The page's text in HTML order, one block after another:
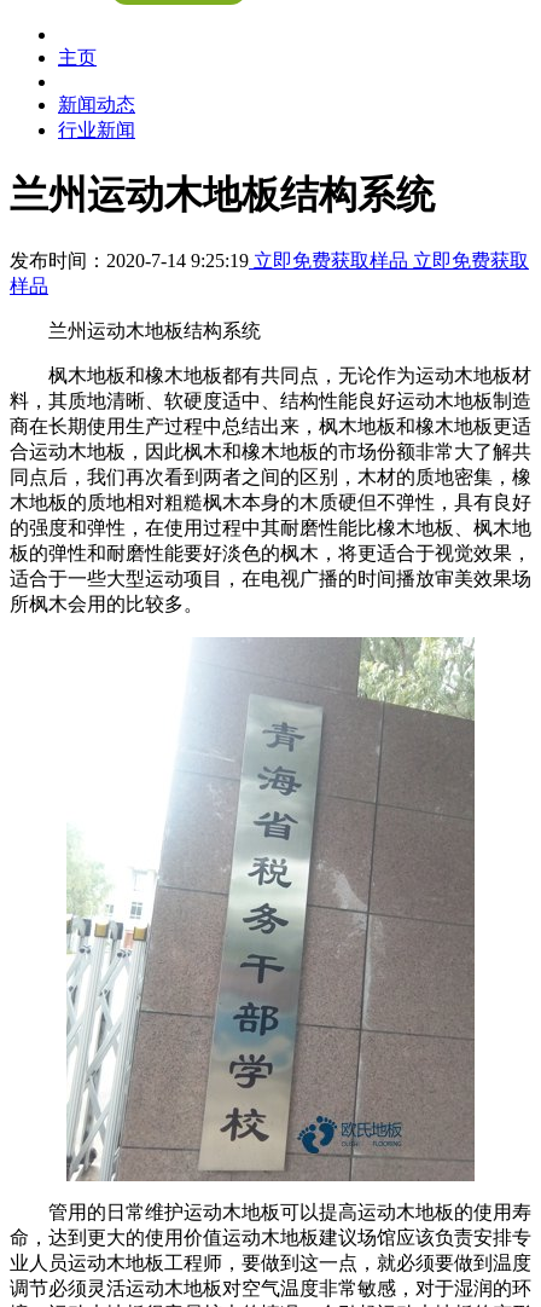
主页
新闻动态
行业新闻
兰州运动木地板结构系统
发布时间：2020-7-14 9:25:19 立即免费获取样品 立即免费获取
样品
兰州运动木地板结构系统
枫木地板和橡木地板都有共同点，无论作为运动木地板材
料，其质地清晰、软硬度适中、结构性能良好运动木地板制造
商在长期使用生产过程中总结出来，枫木地板和橡木地板更适
合运动木地板，因此枫木和橡木地板的市场份额非常大了解共
同点后，我们再次看到两者之间的区别，木材的质地密集，橡
木地板的质地相对粗糙枫木本身的木质硬但不弹性，具有良好
的强度和弹性，在使用过程中其耐磨性能比橡木地板、枫木地
板的弹性和耐磨性能要好淡色的枫木，将更适合于视觉效果，
适合于一些大型运动项目，在电视广播的时间播放审美效果场
所枫木会用的比较多。
管用的日常维护运动木地板可以提高运动木地板的使用寿
命，达到更大的使用价值运动木地板建议场馆应该负责安排专
业人员运动木地板工程师，要做到这一点，就必须要做到温度
调节必须灵活运动木地板对空气温度非常敏感，对于湿润的环